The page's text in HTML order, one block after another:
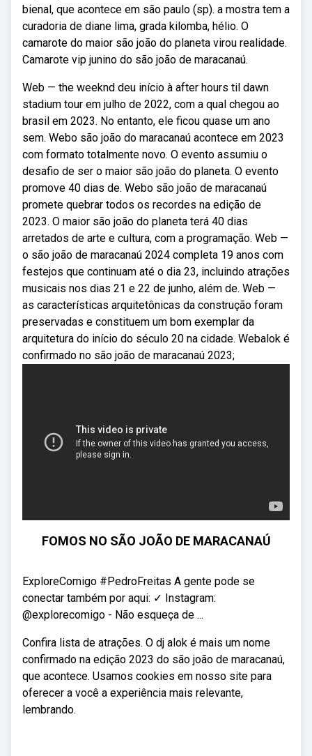
bienal, que acontece em são paulo (sp). a mostra tem a
curadoria de diane lima, grada kilomba, hélio. O
camarote do maior são joão do planeta virou realidade.
Camarote vip junino do são joão de maracanaú.
Web — the weeknd deu início à after hours til dawn
stadium tour em julho de 2022, com a qual chegou ao
brasil em 2023. No entanto, ele ficou quase um ano
sem. Webo são joão do maracanaú acontece em 2023
com formato totalmente novo. O evento assumiu o
desafio de ser o maior são joão do planeta. O evento
promove 40 dias de. Webo são joão de maracanaú
promete quebrar todos os recordes na edição de
2023. O maior são joão do planeta terá 40 dias
arretados de arte e cultura, com a programação. Web —
o são joão de maracanaú 2024 completa 19 anos com
festejos que continuam até o dia 23, incluindo atrações
musicais nos dias 21 e 22 de junho, além de. Web —
as características arquitetônicas da construção foram
preservadas e constituem um bom exemplar da
arquitetura do início do século 20 na cidade. Webalok é
confirmado no são joão de maracanaú 2023;
FOMOS NO SÃO JOÃO DE MARACANAÚ
ExploreComigo #PedroFreitas A gente pode se
conectar também por aqui: ✓ Instagram:
@explorecomigo - Não esqueça de ...
Confira lista de atrações. O dj alok é mais um nome
confirmado na edição 2023 do são joão de maracanaú,
que acontece. Usamos cookies em nosso site para
oferecer a você a experiência mais relevante,
lembrando.